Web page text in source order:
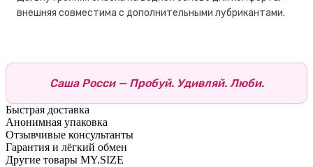
внешняя совместима с дополнительными лубрикантами.
Саша Росси — Пробуй. Удивляй. Люби.
Быстрая доставка
Анонимная упаковка
Отзывчивые консультанты
Гарантия и лёгкий обмен
Другие товары MY.SIZE